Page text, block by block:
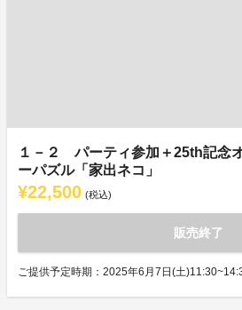
１－２ パーティ参加＋25th記念
ーパズル「家出ネコ」
¥22,500 (税込)
販売終了
ご提供予定時期：2025年6月7日(土